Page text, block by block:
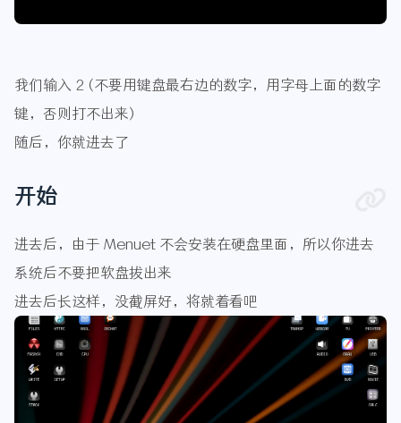
我们输入 2 (不要用键盘最右边的数字，用字母上面的数字
键，否则打不出来)
随后，你就进去了
开始
进去后，由于 Menuet 不会安装在硬盘里面，所以你进去
系统后不要把软盘拔出来
进去后长这样，没截屏好，将就着看吧